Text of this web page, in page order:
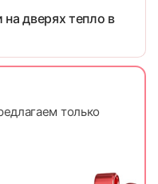
только
дверях тепло в